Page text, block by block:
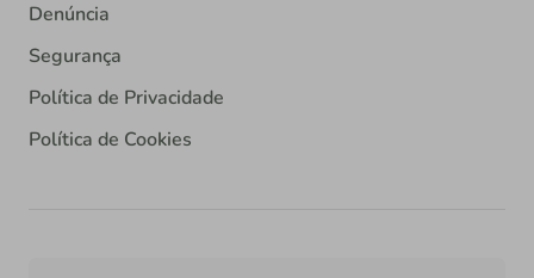
Denúncia
Segurança
Política de Privacidade
Política de Cookies